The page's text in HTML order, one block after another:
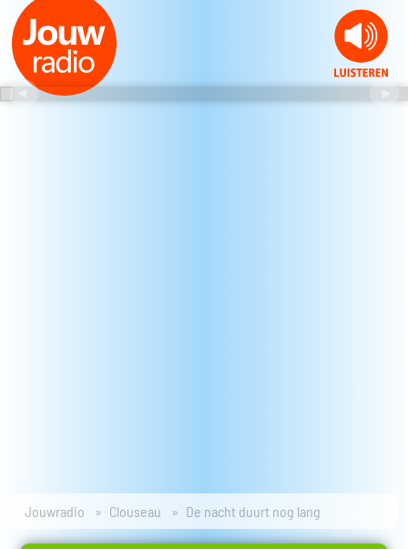
Jouwradio Clouseau De nacht duurt nog lang